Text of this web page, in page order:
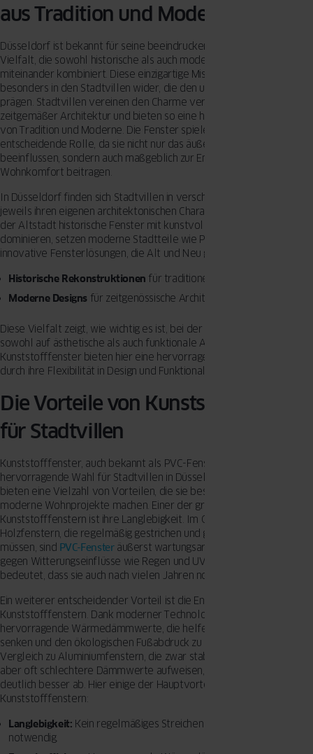
aus Tradition und Moderne
Düsseldorf ist bekannt für seine beeindruckende architektonische
Vielfalt, die sowohl historische als auch moderne Elemente
miteinander kombiniert. Diese einzigartige Mischung spiegelt sich
besonders in den Stadtvillen wider, die den urbanen Raum der Stadt
prägen. Stadtvillen vereinen den Charme vergangener Epochen mit
zeitgemäßer Architektur und bieten so eine harmonische Verbindung
von Tradition und Moderne. Die Fenster spielen dabei eine
entscheidende Rolle, da sie nicht nur das äußere Erscheinungsbild
beeinflussen, sondern auch maßgeblich zur Energieeffizienz und zum
Wohnkomfort beitragen.
In Düsseldorf finden sich Stadtvillen in verschiedenen Vierteln, die
jeweils ihren eigenen architektonischen Charakter haben. Während in
der Altstadt historische Fenster mit kunstvollen Verzierungen
dominieren, setzen moderne Stadtteile wie Pempelfort auf
innovative Fensterlösungen, die Alt und Neu geschickt kombinieren.
Historische Rekonstruktionen für traditionelle Viertel
Moderne Designs für zeitgenössische Architektur
Diese Vielfalt zeigt, wie wichtig es ist, bei der Wahl der Fenster
sowohl auf ästhetische als auch funktionale Aspekte zu achten.
Kunststofffenster bieten hier eine hervorragende Lösung, da sie
durch ihre Flexibilität in Design und Funktionalität überzeugen.
Die Vorteile von Kunststofffenstern
für Stadtvillen
Kunststofffenster, auch bekannt als PVC-Fenster, sind eine
hervorragende Wahl für Stadtvillen in Düsseldorf. Diese Fenster
bieten eine Vielzahl von Vorteilen, die sie besonders attraktiv für
moderne Wohnprojekte machen. Einer der größten Vorteile von
Kunststofffenstern ist ihre Langlebigkeit. Im Gegensatz zu
Holzfenstern, die regelmäßig gestrichen und gepflegt werden
müssen, sind PVC-Fensteräußerst wartungsarm. Sie sind resistent
gegen Witterungseinflüsse wie Regen und UV-Strahlung, was
bedeutet, dass sie auch nach vielen Jahren noch gut aussehen.
Ein weiterer entscheidender Vorteil ist die Energieeffizienz von
Kunststofffenstern. Dank moderner Technologien bieten sie
hervorragende Wärmedämmwerte, die helfen, Heizkosten zu
senken und den ökologischen Fußabdruck zu reduzieren. Im
Vergleich zu Aluminiumfenstern, die zwar stabil und langlebig sind,
aber oft schlechtere Dämmwerte aufweisen, schneiden PVC-Fenster
deutlich besser ab. Hier einige der Hauptvorteile von
Kunststofffenstern:
Langlebigkeit: Kein regelmäßiges Streichen oder spezielle Pflege
notwendig.